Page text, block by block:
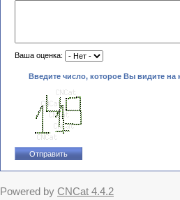
Ваша оценка:
Введите число, которое Вы видите на
Powered by CNCat 4.4.2